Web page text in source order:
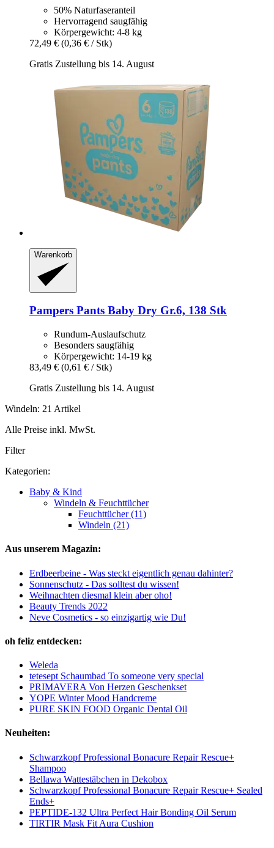
50% Naturfaseranteil
Hervorragend saugfähig
Körpergewicht: 4-8 kg
72,49 € (0,36 € / Stk)
Gratis Zustellung bis 14. August
Warenkorb
Pampers Pants Baby Dry Gr.6, 138 Stk
Rundum-Auslaufschutz
Besonders saugfähig
Körpergewicht: 14-19 kg
83,49 € (0,61 € / Stk)
Gratis Zustellung bis 14. August
Windeln: 21 Artikel
Alle Preise inkl. MwSt.
Filter
Kategorien:
Baby & Kind
Windeln & Feuchttücher
Feuchttücher (11)
Windeln (21)
Aus unserem Magazin:
Erdbeerbeine - Was steckt eigentlich genau dahinter?
Sonnenschutz - Das solltest du wissen!
Weihnachten diesmal klein aber oho!
Beauty Trends 2022
Neve Cosmetics - so einzigartig wie Du!
oh feliz entdecken:
Weleda
tetesept Schaumbad To someone very special
PRIMAVERA Von Herzen Geschenkset
YOPE Winter Mood Handcreme
PURE SKIN FOOD Organic Dental Oil
Neuheiten:
Schwarzkopf Professional Bonacure Repair Rescue+
Shampoo
Bellawa Wattestäbchen in Dekobox
Schwarzkopf Professional Bonacure Repair Rescue+ Sealed
Ends+
PEPTIDE-132 Ultra Perfect Hair Bonding Oil Serum
TIRTIR Mask Fit Aura Cushion